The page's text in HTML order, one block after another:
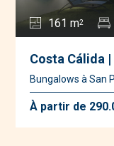
161 m2
Costa Cálida |
Bungalows à San
À partir de